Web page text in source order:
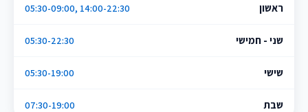
ראשון 05:30-09:00, 14:00-22:30
שני - חמישי 05:30-22:30
שישי 05:30-19:00
שבת 07:30-19:00